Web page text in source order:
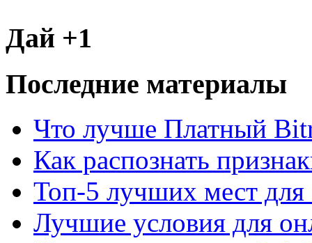
Дай +1
Последние материалы
Что лучше Платный
Как распознать
Топ-5 лучших мест для
Лучшие условия для